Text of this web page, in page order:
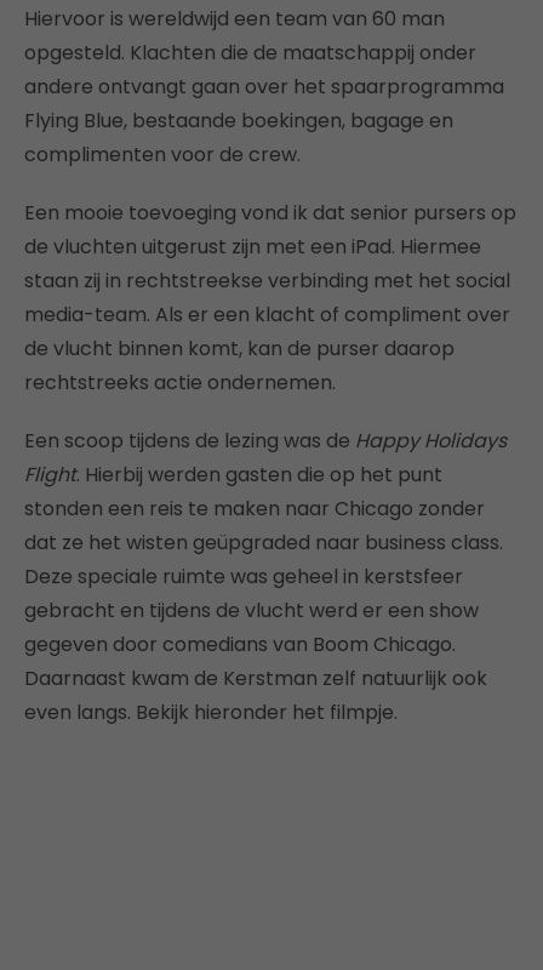
Hiervoor is wereldwijd een team van 60 man
opgesteld. Klachten die de maatschappij onder
andere ontvangt gaan over het spaarprogramma
Flying Blue, bestaande boekingen, bagage en
complimenten voor de crew.
Een mooie toevoeging vond ik dat senior pursers op
de vluchten uitgerust zijn met een iPad. Hiermee
staan zij in rechtstreekse verbinding met het social
media-team. Als er een klacht of compliment over
de vlucht binnen komt, kan de purser daarop
rechtstreeks actie ondernemen.
Een scoop tijdens de lezing was de Happy Holidays
Flight. Hierbij werden gasten die op het punt
stonden een reis te maken naar Chicago zonder
dat ze het wisten geüpgraded naar business class.
Deze speciale ruimte was geheel in kerstsfeer
gebracht en tijdens de vlucht werd er een show
gegeven door comedians van Boom Chicago.
Daarnaast kwam de Kerstman zelf natuurlijk ook
even langs. Bekijk hieronder het filmpje.